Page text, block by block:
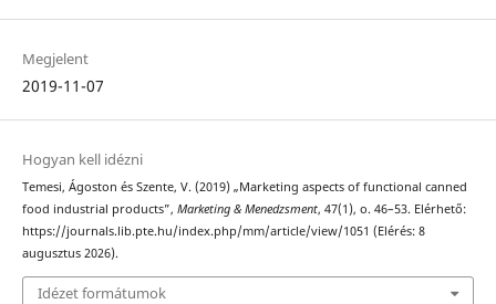
Megjelent
2019-11-07
Hogyan kell idézni
Temesi, Ágoston és Szente, V. (2019) „Marketing aspects of functional canned
food industrial products”, Marketing & Menedzsment, 47(1), o. 46–53. Elérhető:
https://journals.lib.pte.hu/index.php/mm/article/view/1051 (Elérés: 8
augusztus 2026).
Idézet formátumok